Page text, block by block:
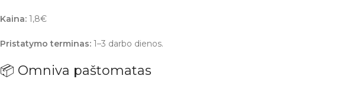
Kaina: 1,8€
Pristatymo terminas: 1–3 darbo dienos.
📦 Omniva paštomatas